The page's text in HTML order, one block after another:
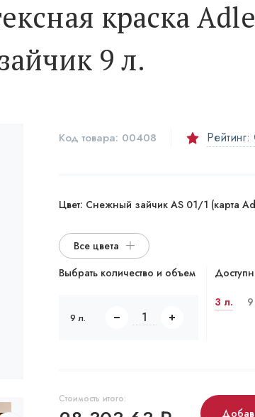
краска
9 л.
Код товара: 00408 Рейтинг:
Цвет: Снежный зайчик AS 01/1 (карта
Все цвета
Выбрать количество и объем
9 л.
3 л.
Стоимость итого: